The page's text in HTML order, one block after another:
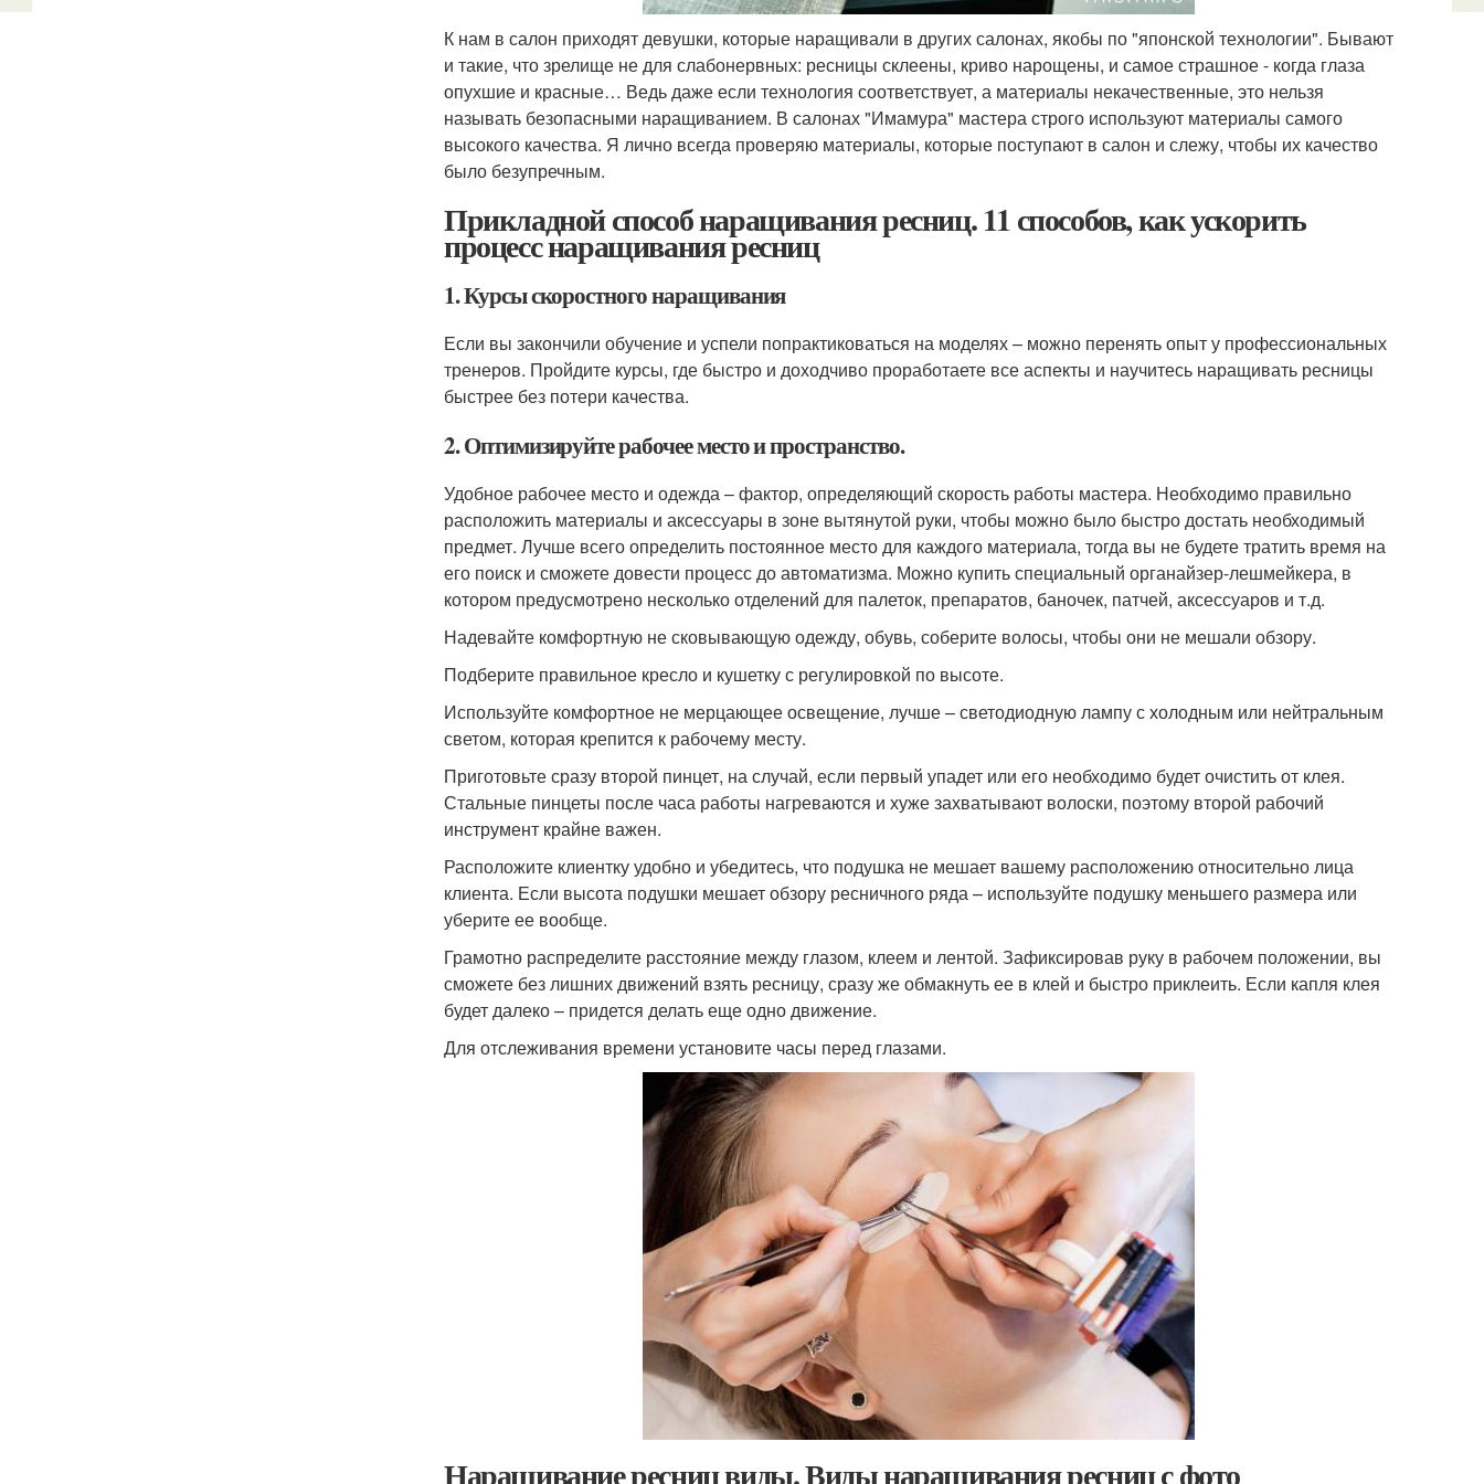
К нам в салон приходят девушки, которые наращивали в других салонах, якобы по "японской технологии". Бывают
и такие, что зрелище не для слабонервных: ресницы склеены, криво нарощены, и самое страшное - когда глаза
опухшие и красные… Ведь даже если технология соответствует, а материалы некачественные, это нельзя
называть безопасными наращиванием. В салонах "Имамура" мастера строго используют материалы самого
высокого качества. Я лично всегда проверяю материалы, которые поступают в салон и слежу, чтобы их качество
было безупречным.
Прикладной способ наращивания ресниц. 11 способов, как ускорить
процесс наращивания ресниц
1. Курсы скоростного наращивания
Если вы закончили обучение и успели попрактиковаться на моделях – можно перенять опыт у профессиональных
тренеров. Пройдите курсы, где быстро и доходчиво проработаете все аспекты и научитесь наращивать ресницы
быстрее без потери качества.
2. Оптимизируйте рабочее место и пространство.
Удобное рабочее место и одежда – фактор, определяющий скорость работы мастера. Необходимо правильно
расположить материалы и аксессуары в зоне вытянутой руки, чтобы можно было быстро достать необходимый
предмет. Лучше всего определить постоянное место для каждого материала, тогда вы не будете тратить время на
его поиск и сможете довести процесс до автоматизма. Можно купить специальный органайзер-лешмейкера, в
котором предусмотрено несколько отделений для палеток, препаратов, баночек, патчей, аксессуаров и т.д.
Надевайте комфортную не сковывающую одежду, обувь, соберите волосы, чтобы они не мешали обзору.
Подберите правильное кресло и кушетку с регулировкой по высоте.
Используйте комфортное не мерцающее освещение, лучше – светодиодную лампу с холодным или нейтральным
светом, которая крепится к рабочему месту.
Приготовьте сразу второй пинцет, на случай, если первый упадет или его необходимо будет очистить от клея.
Стальные пинцеты после часа работы нагреваются и хуже захватывают волоски, поэтому второй рабочий
инструмент крайне важен.
Расположите клиентку удобно и убедитесь, что подушка не мешает вашему расположению относительно лица
клиента. Если высота подушки мешает обзору ресничного ряда – используйте подушку меньшего размера или
уберите ее вообще.
Грамотно распределите расстояние между глазом, клеем и лентой. Зафиксировав руку в рабочем положении, вы
сможете без лишних движений взять ресницу, сразу же обмакнуть ее в клей и быстро приклеить. Если капля клея
будет далеко – придется делать еще одно движение.
Для отслеживания времени установите часы перед глазами.
Наращивание ресниц виды. Виды наращивания ресниц с фото